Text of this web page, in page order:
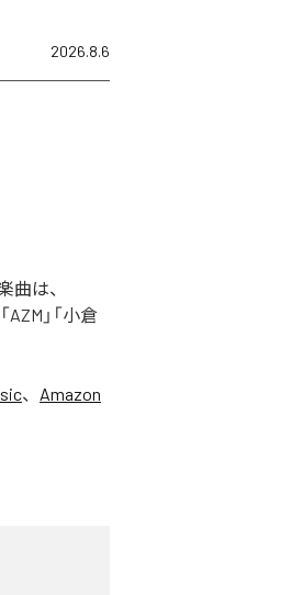
2026.8.6
曲は、
AZM」「小倉
、 Amazon